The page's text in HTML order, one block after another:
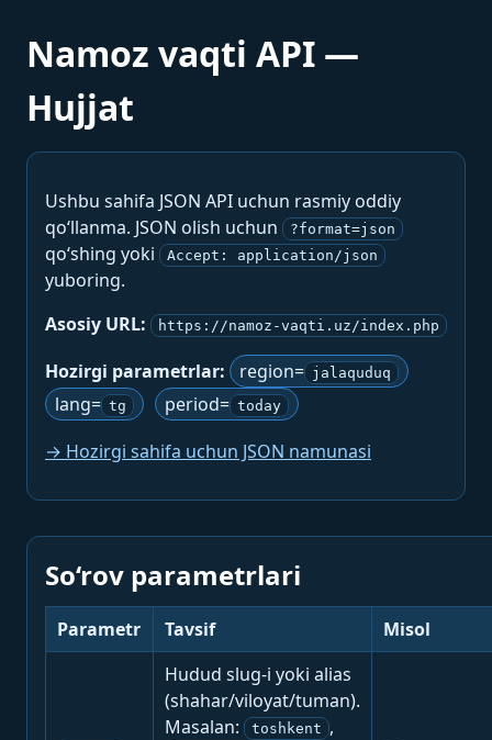
Namoz vaqti API —
Hujjat
Ushbu sahifa JSON API uchun rasmiy oddiy
qo‘llanma. JSON olish uchun
?format=json
qo‘shing yoki Accept: application/json
yuboring.
Asosiy URL:
https://namoz-vaqti.uz/index.php
Hozirgi parametrlar: region= jalaquduq
lang= tg period= today
→ Hozirgi sahifa uchun JSON namunasi
So‘rov parametrlari
Parametr Tavsif Misol
Hudud slug-i yoki alias
(shahar/viloyat/tuman).
Masalan:
toshkent ,